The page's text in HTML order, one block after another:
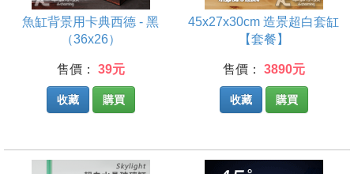
魚缸背景用卡典西德 - 黑
（36x26）
售價： 39元
收藏 購買
45x27x30cm 造景超白套缸
【套餐】
售價： 3890元
收藏 購買